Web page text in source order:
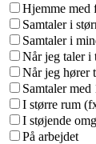
Hjemme med
Samtaler i
Samtaler i
Når jeg taler i
Når jeg hører
Samtaler med
I større rum
I støjende
På arbejdet